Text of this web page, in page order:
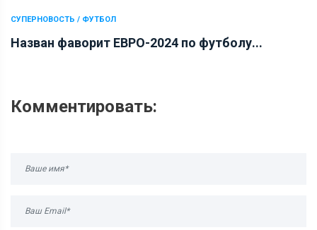
СУПЕРНОВОСТЬ / ФУТБОЛ
Назван фаворит ЕВРО-2024 по футболу...
Комментировать: